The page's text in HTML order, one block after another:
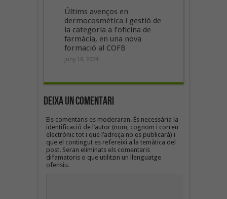
Últims avenços en
dermocosmètica i gestió de
la categoria a l’oficina de
farmàcia, en una nova
formació al COFB
juny 18, 2024
Deixa un Comentari
Els comentaris es moderaran. És necessària la
identificació de l’autor (nom, cognom i correu
electrònic tot i que l’adreça no es publicarà) i
que el contingut es refereixi a la temàtica del
post. Seran eliminats els comentaris
difamatoris o que utilitzin un llenguatge
ofensiu.